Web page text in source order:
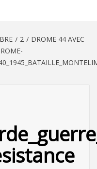
2
DROME 44 AVEC